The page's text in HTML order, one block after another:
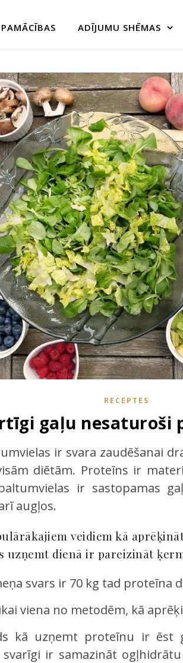
PAMĀCĪBAS ADĪJUMU SHĒMAS
RECEPTES
gaļu nesaturoši
ir svara zaudēšanai
diētām. Proteīns ir
ir sastopamas
augļos.
veidiem kā
uzņemt dienā ir pareizināt
svars ir 70 kg tad proteīna
viena no metodēm, kā
kā uzņemt proteīnu ir ēst
ir samazināt